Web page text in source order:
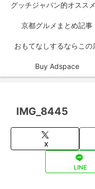
グッチジャパン的オスス
京都グルメまとめ記事
おもてなしするならこの
Buy Adspace
IMG_8445
X
LINE